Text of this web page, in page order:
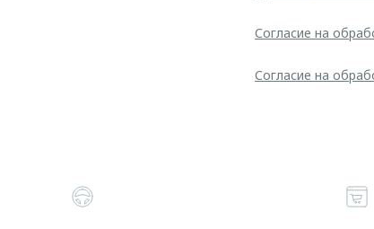
Согласие на
Согласие на